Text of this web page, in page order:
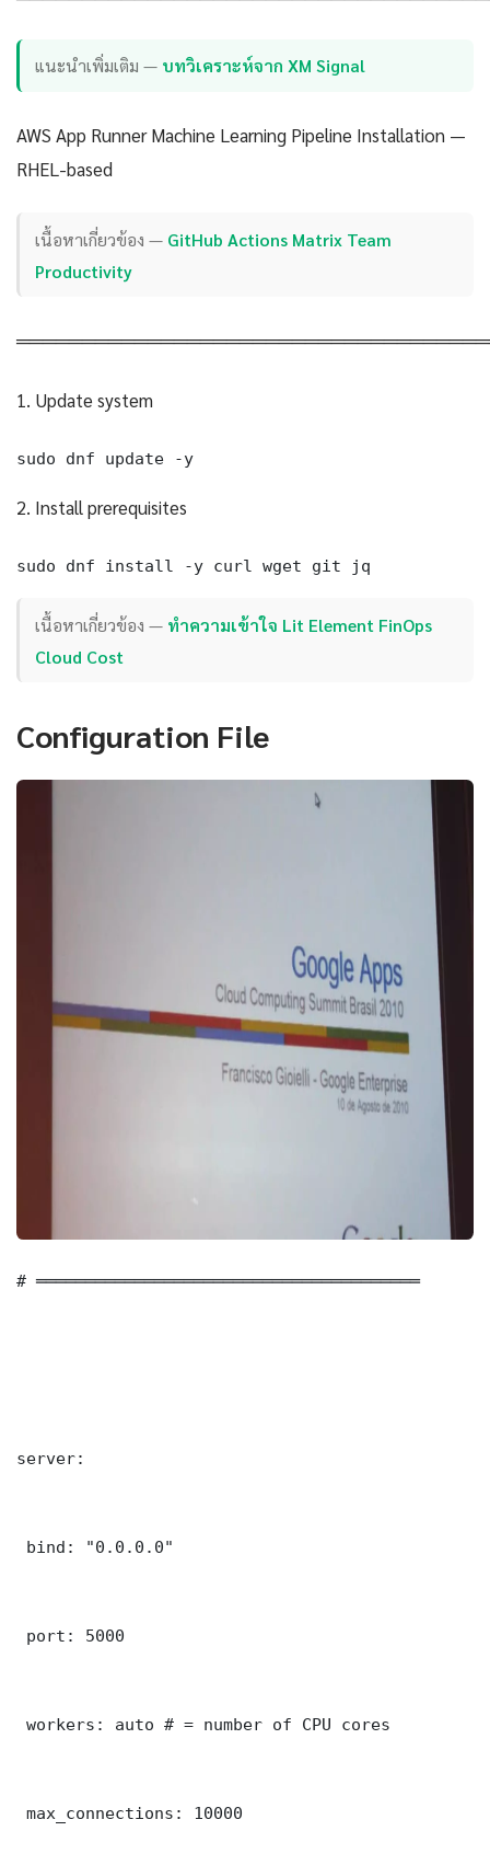
แนะนำเพิ่มเติม — บทวิเคราะห์จาก XM Signal
AWS App Runner Machine Learning Pipeline Installation —
RHEL-based
เนื้อหาเกี่ยวข้อง — GitHub Actions Matrix Team
Productivity
1. Update system
sudo dnf update -y
2. Install prerequisites
sudo dnf install -y curl wget git jq
เนื้อหาเกี่ยวข้อง — ทำความเข้าใจ Lit Element FinOps
Cloud Cost
Configuration File
# ═══════════════════════════════════════
server:
bind: "0.0.0.0"
port: 5000
workers: auto # = number of CPU cores
max_connections: 10000